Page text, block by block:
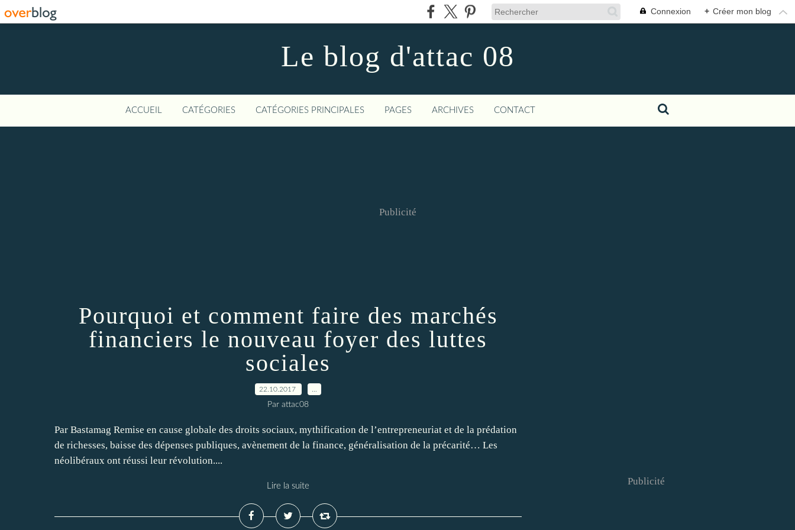
Connexion + Créer mon blog
Le blog d'attac 08
ACCUEIL CATÉGORIES CATÉGORIES PRINCIPALES PAGES ARCHIVES CONTACT
Publicité
Pourquoi et comment faire des marchés
financiers le nouveau foyer des luttes
sociales
22.10.2017
Par attac08
Par Bastamag Remise en cause globale des droits sociaux, mythification de l’entrepreneuriat et de la prédation
de richesses, baisse des dépenses publiques, avènement de la finance, généralisation de la précarité… Les
néolibéraux ont réussi leur révolution....
Lire la suite Publicité